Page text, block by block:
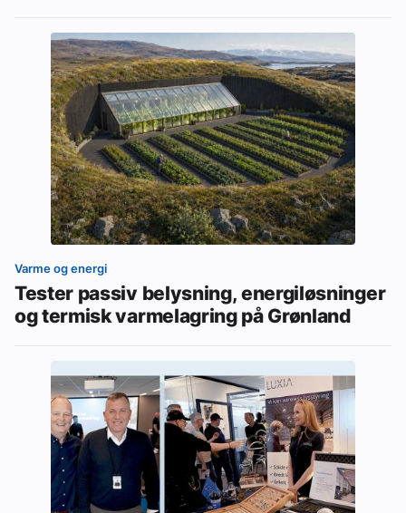
Varme og energi
Tester passiv belysning, energiløsninger
og termisk varmelagring på Grønland